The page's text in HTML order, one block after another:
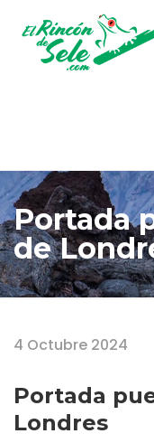
Portada
de
4 Octubre 2024
Portada
Londres